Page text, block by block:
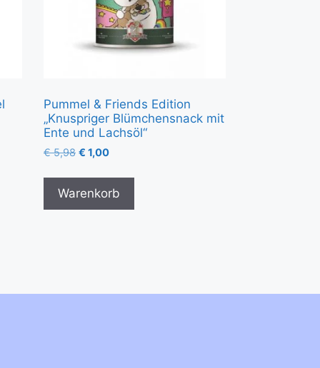
Pummel & Friends Edition
„Knuspriger Blümchensnack mit
Ente und Lachsöl“
€5,98 € 1,00
Warenkorb